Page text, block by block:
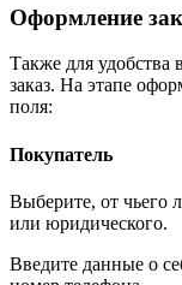
Оформление
Также для удобства
заказ. На этапе
поля:
Покупатель
Выберите, от чьего
или юридического.
Введите данные о